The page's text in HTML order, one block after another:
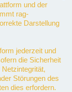
und der
rag-
Darstellung
jederzeit und
die Sicherheit
Störungen des
dies erfordern.